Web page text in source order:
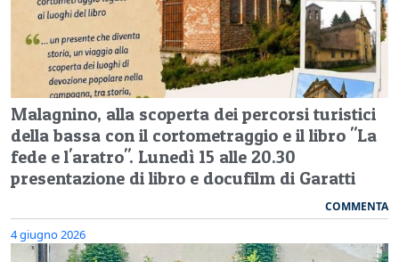
Malagnino, alla scoperta dei percorsi turistici
della bassa con il cortometraggio e il libro "La
fede e l'aratro". Lunedì 15 alle 20.30
presentazione di libro e docufilm di Garatti
COMMENTA
4 giugno 2026